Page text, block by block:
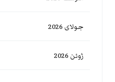
جولای 2026
ژوئن 2026